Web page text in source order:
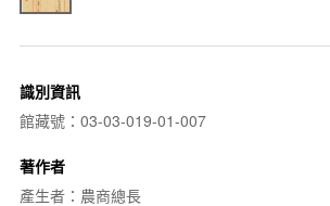
識別資訊
館藏號：03-03-019-01-007
著作者
產生者：農商總長